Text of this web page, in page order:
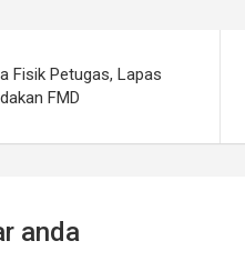
Fisik Petugas, Lapas
FMD
anda